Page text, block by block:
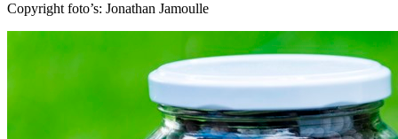
Copyright foto’s: Jonathan Jamoulle